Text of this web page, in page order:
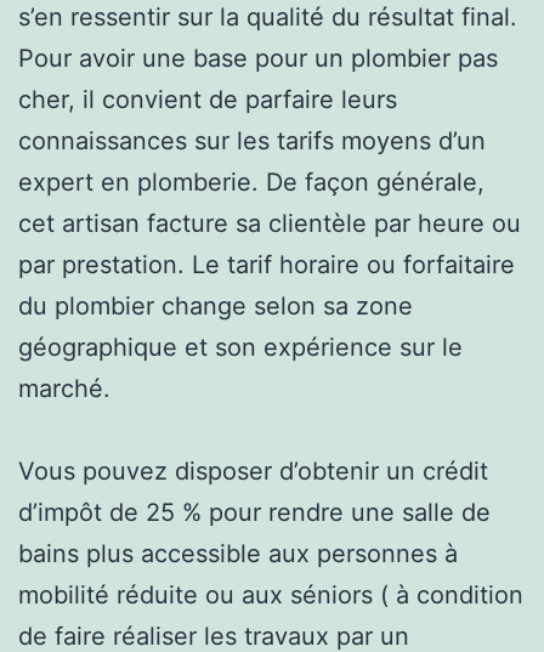
s’en ressentir sur la qualité du résultat final.
Pour avoir une base pour un plombier pas
cher, il convient de parfaire leurs
connaissances sur les tarifs moyens d’un
expert en plomberie. De façon générale,
cet artisan facture sa clientèle par heure ou
par prestation. Le tarif horaire ou forfaitaire
du plombier change selon sa zone
géographique et son expérience sur le
marché.
Vous pouvez disposer d’obtenir un crédit
d’impôt de 25 % pour rendre une salle de
bains plus accessible aux personnes à
mobilité réduite ou aux séniors ( à condition
de faire réaliser les travaux par un